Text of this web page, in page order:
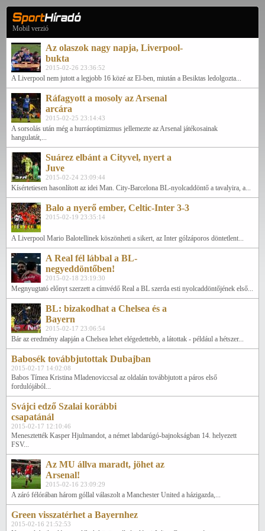
Mobil verzió
Az olaszok nagy napja, Liverpool-
bukta
2015-02-26 23:36:52
A Liverpool nem jutott a legjobb 16 közé az El-ben, miután a Besiktas ledolgozta...
Ráfagyott a mosoly az Arsenal
arcára
2015-02-25 23:14:43
A sorsolás után még a hurráoptimizmus jellemezte az Arsenal játékosainak
hangulatát,...
Suárez elbánt a Cityvel, nyert a
Juve
2015-02-24 23:09:44
Kísértetiesen hasonlított az idei Man. City-Barcelona BL-nyolcaddöntő a tavalyira, a...
Balo a nyerő ember, Celtic-Inter 3-3
2015-02-19 23:35:14
A Liverpool Mario Balotellinek köszönheti a sikert, az Inter gólzáporos döntetlent...
A Real fél lábbal a BL-
negyeddöntőben!
2015-02-18 23:19:30
Megnyugtató előnyt szerzett a címvédő Real a BL szerda esti nyolcaddöntőjének első...
BL: bizakodhat a Chelsea és a
Bayern
2015-02-17 23:06:54
Bár az eredmény alapján a Chelsea lehet elégedettebb, a látottak - például a hétszer...
Babosék továbbjutottak Dubajban
2015-02-17 14:02:08
Babos Tímea Kristina Mladenoviccsal az oldalán továbbjutott a páros első
fordulójából...
Svájci edző Szalai korábbi
csapatánál
2015-02-17 12:10:46
Menesztették Kasper Hjulmandot, a német labdarúgó-bajnokságban 14. helyezett
FSV...
Az MU állva maradt, jöhet az
Arsenal!
2015-02-16 23:09:29
A záró félórában három góllal válaszolt a Manchester United a házigazda,...
Green visszatérhet a Bayernhez
2015-02-16 21:52:53